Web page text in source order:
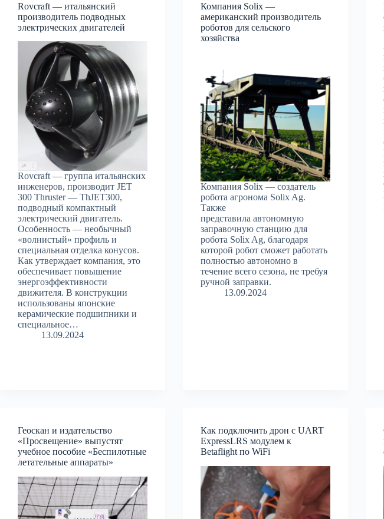
Rovcraft — итальянский
производитель подводных
электрических двигателей
Rovcraft — группа итальянских
инженеров, производит JET
300 Thruster — ThJET300,
подводный компактный
электрический двигатель.
Особенность — необычный
«волнистый» профиль и
специальная отделка конусов.
Как утверждает компания, это
обеспечивает повышение
энергоэффективности
движителя. В конструкции
использованы японские
керамические подшипники и
специальное…
13.09.2024
Компания Solix —
американский производитель
роботов для сельского
хозяйства
Компания Solix — создатель
робота агронома Solix Ag.
Также
представила автономную
заправочную станцию для
робота Solix Ag, благодаря
которой робот сможет работать
полностью автономно в
течение всего сезона, не требуя
ручной заправки.
13.09.2024
Геоскан и издательство
«Просвещение» выпустят
учебное пособие «Беспилотные
летательные аппараты»
Как подключить дрон с UART
ExpressLRS модулем к
Betaflight по WiFi